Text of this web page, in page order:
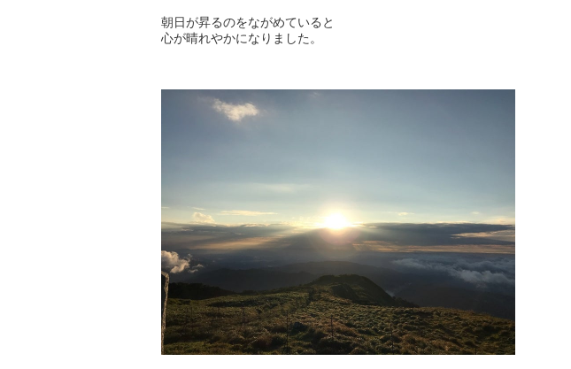
朝日が昇るのをながめていると
心が晴れやかになりました。